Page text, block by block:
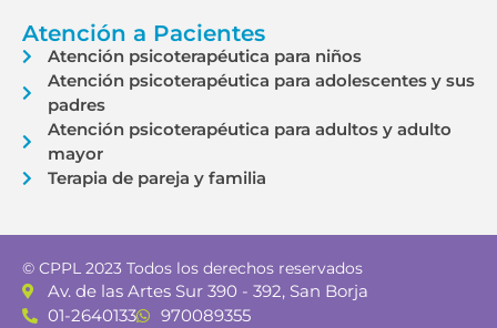
Atención a Pacientes
Atención psicoterapéutica para niños
Atención psicoterapéutica para adolescentes y sus
padres
Atención psicoterapéutica para adultos y adulto
mayor
Terapia de pareja y familia
© CPPL 2023 Todos los derechos reservados
Av. de las Artes Sur 390 - 392, San Borja
01-2640133
970089355